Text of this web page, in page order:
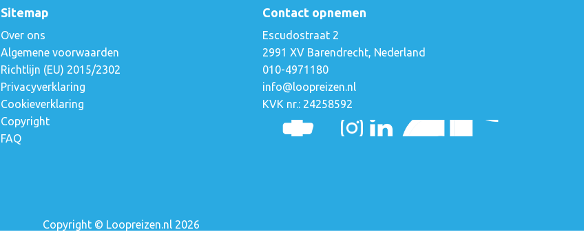
Sitemap
Over ons
Algemene voorwaarden
Richtlijn (EU) 2015/2302
Privacyverklaring
Cookieverklaring
Copyright
FAQ
Contact opnemen
Escudostraat 2
2991 XV Barendrecht, Nederland
010-4971180
info@loopreizen.nl
KVK nr.: 24258592
Copyright © Loopreizen.nl 2026